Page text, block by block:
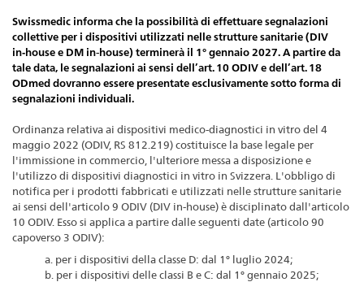
Swissmedic informa che la possibilità di effettuare segnalazioni
collettive per i dispositivi utilizzati nelle strutture sanitarie (DIV
in‑house e DM in-house) terminerà il 1° gennaio 2027. A partire da
tale data, le segnalazioni ai sensi dell’art. 10 ODIV e dell’art. 18
ODmed dovranno essere presentate esclusivamente sotto forma di
segnalazioni individuali.
Ordinanza relativa ai dispositivi medico-diagnostici in vitrodel 4
maggio 2022 (ODIV, RS 812.219) costituisce la base legale per
l'immissione in commercio, l'ulteriore messa a disposizione e
l'utilizzo di dispositivi diagnostici in vitro in Svizzera. L'obbligo di
notifica per i prodotti fabbricati e utilizzati nelle strutture sanitarie
ai sensi dell'articolo 9 ODIV (DIV in-house) è disciplinato dall'articolo
10 ODIV. Esso si applica a partire dalle seguenti date (articolo 90
capoverso 3 ODIV):
a. per i dispositivi della classe D: dal 1° luglio 2024;
b. per i dispositivi delle classi B e C: dal 1° gennaio 2025;